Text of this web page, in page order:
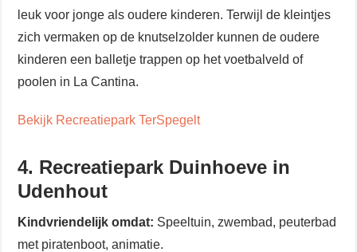
leuk voor jonge als oudere kinderen. Terwijl de kleintjes
zich vermaken op de knutselzolder kunnen de oudere
kinderen een balletje trappen op het voetbalveld of
poolen in La Cantina.
Bekijk Recreatiepark TerSpegelt
4. Recreatiepark Duinhoeve in
Udenhout
Kindvriendelijk omdat: Speeltuin, zwembad, peuterbad
met piratenboot, animatie.